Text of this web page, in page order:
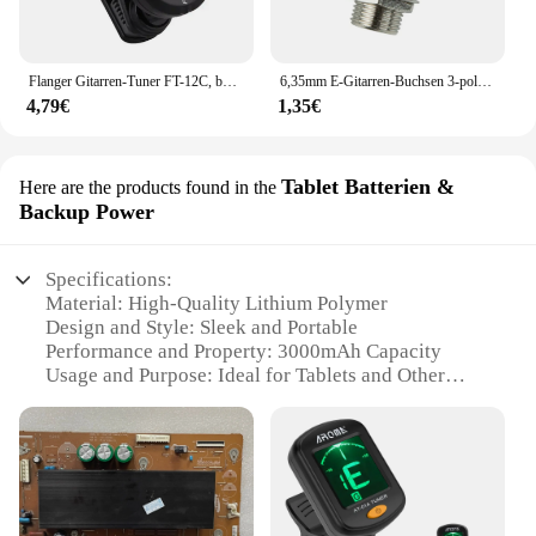
Flanger Gitarren-Tuner FT-12C, bunter Bildschirm, chromatisches Stimmgerät mit Clip-Mount-Display-Tuner für Gitarre, Bass, Ukulele, Violine
4,79€
6,35mm E-Gitarren-Buchsen 3-polige Stereo-Panel-Steckdosen Anschluss Gitarren buchse für aktive Tonabnehmer Gitarren-Bass-Stereo
1,35€
Here are the products found in the Tablet Batterien &
Backup Power
Specifications:
Material: High-Quality Lithium Polymer
Design and Style: Sleek and Portable
Performance and Property: 3000mAh Capacity
Usage and Purpose: Ideal for Tablets and Other
Typical Adaptive Scenario: Travel, Outdoor
Activities, and Emergency Backup
Parts and Accessories: Includes Micro USB Cable
for Charging